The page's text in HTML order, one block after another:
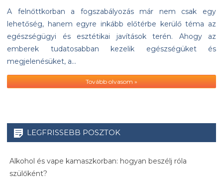
A felnőttkorban a fogszabályozás már nem csak egy
lehetőség, hanem egyre inkább előtérbe kerülő téma az
egészségügyi és esztétikai javítások terén. Ahogy az
emberek tudatosabban kezelik egészségüket és
megjelenésüket, a…
Tovább olvasom »
LEGFRISSEBB POSZTOK
Alkohol és vape kamaszkorban: hogyan beszélj róla
szülőként?